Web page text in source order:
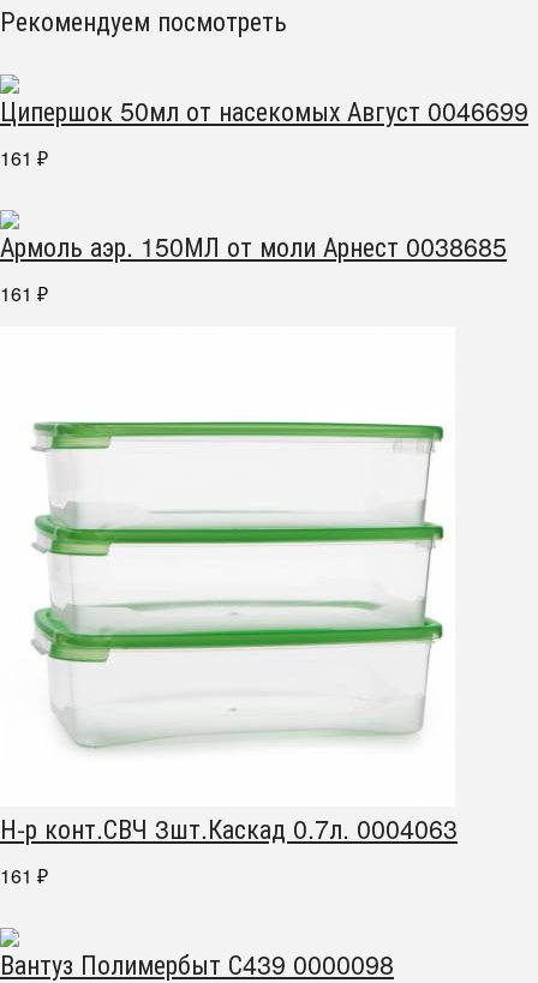
Рекомендуем посмотреть
Ципершок 50мл от насекомых Август 0046699
161 ₽
Армоль аэр. 150МЛ от моли Арнест 0038685
161 ₽
Н-р конт.СВЧ 3шт.Каскад 0.7л. 0004063
161 ₽
Вантуз Полимербыт С439 0000098